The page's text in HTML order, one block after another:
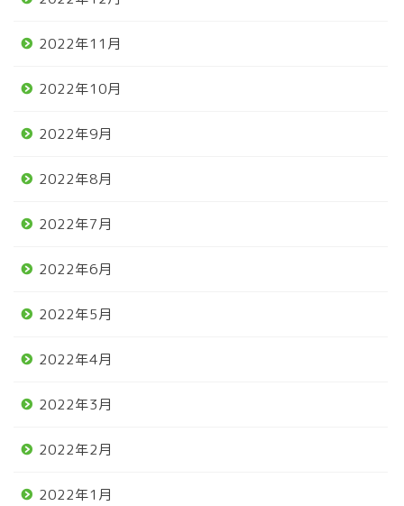
2022年11月
2022年10月
2022年9月
2022年8月
2022年7月
2022年6月
2022年5月
2022年4月
2022年3月
2022年2月
2022年1月